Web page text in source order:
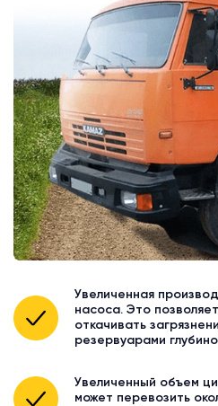
Увеличенная
насоса. Это
откачивать
резервуарами
Увеличенный объем
может перевозить